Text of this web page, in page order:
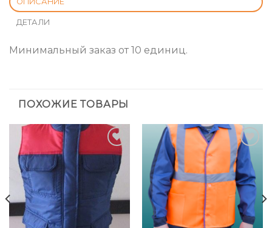
ДЕТАЛИ
Минимальный заказ от 10 единиц.
ПОХОЖИЕ ТОВАРЫ
Add to
Wishlist
Add to
Wishlist